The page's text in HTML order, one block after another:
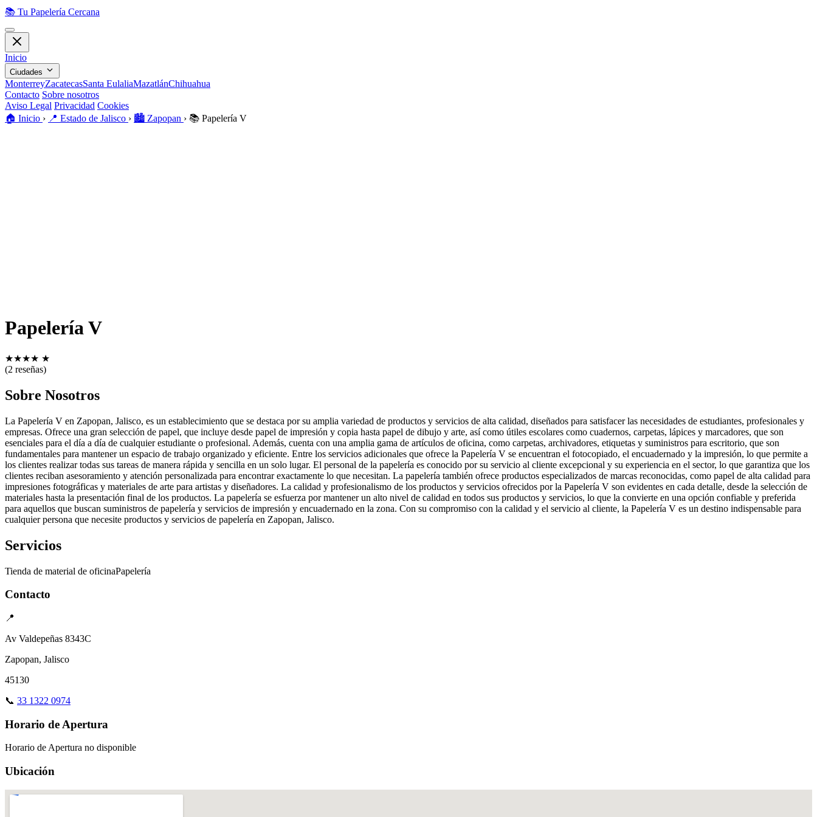
📚 Tu Papelería Cercana
Inicio
Ciudades
MonterreyZacatecasSanta EulaliaMazatlánChihuahua
Contacto Sobre nosotros
Aviso Legal Privacidad Cookies
🏠️ Inicio › 📍 Estado de Jalisco › 🏙️ Zapopan › 📚 Papelería V
Papelería V
★★★★ ★
(2 reseñas)
Sobre Nosotros
La Papelería V en Zapopan, Jalisco, es un establecimiento que se destaca por su amplia variedad de productos y servicios de alta calidad, diseñados para satisfacer las necesidades de estudiantes, profesionales y
empresas. Ofrece una gran selección de papel, que incluye desde papel de impresión y copia hasta papel de dibujo y arte, así como útiles escolares como cuadernos, carpetas, lápices y marcadores, que son
esenciales para el día a día de cualquier estudiante o profesional. Además, cuenta con una amplia gama de artículos de oficina, como carpetas, archivadores, etiquetas y suministros para escritorio, que son
fundamentales para mantener un espacio de trabajo organizado y eficiente. Entre los servicios adicionales que ofrece la Papelería V se encuentran el fotocopiado, el encuadernado y la impresión, lo que permite a
los clientes realizar todas sus tareas de manera rápida y sencilla en un solo lugar. El personal de la papelería es conocido por su servicio al cliente excepcional y su experiencia en el sector, lo que garantiza que los
clientes reciban asesoramiento y atención personalizada para encontrar exactamente lo que necesitan. La papelería también ofrece productos especializados de marcas reconocidas, como papel de alta calidad para
impresiones fotográficas y materiales de arte para artistas y diseñadores. La calidad y profesionalismo de los productos y servicios ofrecidos por la Papelería V son evidentes en cada detalle, desde la selección de
materiales hasta la presentación final de los productos. La papelería se esfuerza por mantener un alto nivel de calidad en todos sus productos y servicios, lo que la convierte en una opción confiable y preferida
para aquellos que buscan suministros de papelería y servicios de impresión y encuadernado en la zona. Con su compromiso con la calidad y el servicio al cliente, la Papelería V es un destino indispensable para
cualquier persona que necesite productos y servicios de papelería en Zapopan, Jalisco.
Servicios
Tienda de material de oficinaPapelería
Contacto
📍
Av Valdepeñas 8343C
Zapopan, Jalisco
45130
📞 33 1322 0974
Horario de Apertura
Horario de Apertura no disponible
Ubicación